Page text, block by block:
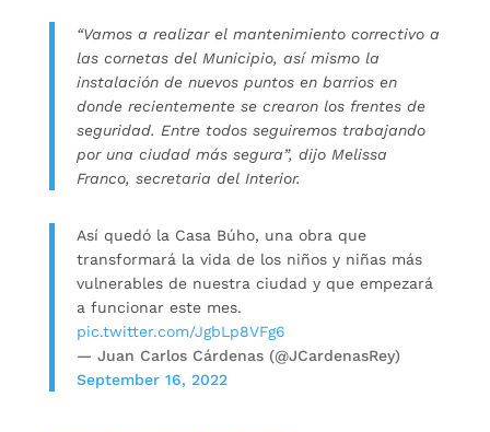
“Vamos a realizar el mantenimiento correctivo a
las cornetas del Municipio, así mismo la
instalación de nuevos puntos en barrios en
donde recientemente se crearon los frentes de
seguridad. Entre todos seguiremos trabajando
por una ciudad más segura”, dijo Melissa
Franco, secretaria del Interior.
Así quedó la Casa Búho, una obra que
transformará la vida de los niños y niñas más
vulnerables de nuestra ciudad y que empezará
a funcionar este mes.
pic.twitter.com/JgbLp8VFg6
— Juan Carlos Cárdenas (@JCardenasRey)
September 16, 2022